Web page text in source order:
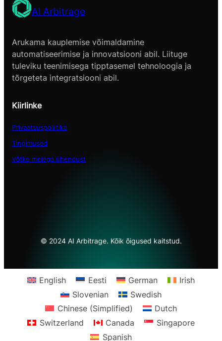
AI Arbitrage
Arukama kauplemise võimaldamine
automatiseerimise ja innovatsiooni abil. Liituge
tuleviku teenimisega tipptasemel tehnoloogia ja
tõrgeteta integratsiooni abil.
Kiirlinke
Privaatsuspoliitika
Tingimused
Võtke meiega ühendust
© 2024 AI Arbitrage. Kõik õigused kaitstud.
English Eesti German
Irish
Slovenian
Swedish
Chinese (Simplified)
Dutch
Switzerland
Canada
Singapore
Spanish